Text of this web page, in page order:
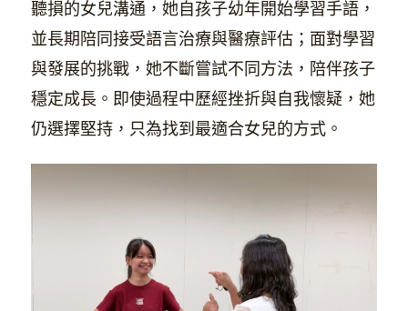
聽損的女兒溝通，她自孩子幼年開始學習手語，
並長期陪同接受語言治療與醫療評估；面對學習
與發展的挑戰，她不斷嘗試不同方法，陪伴孩子
穩定成長。即使過程中歷經挫折與自我懷疑，她
仍選擇堅持，只為找到最適合女兒的方式。